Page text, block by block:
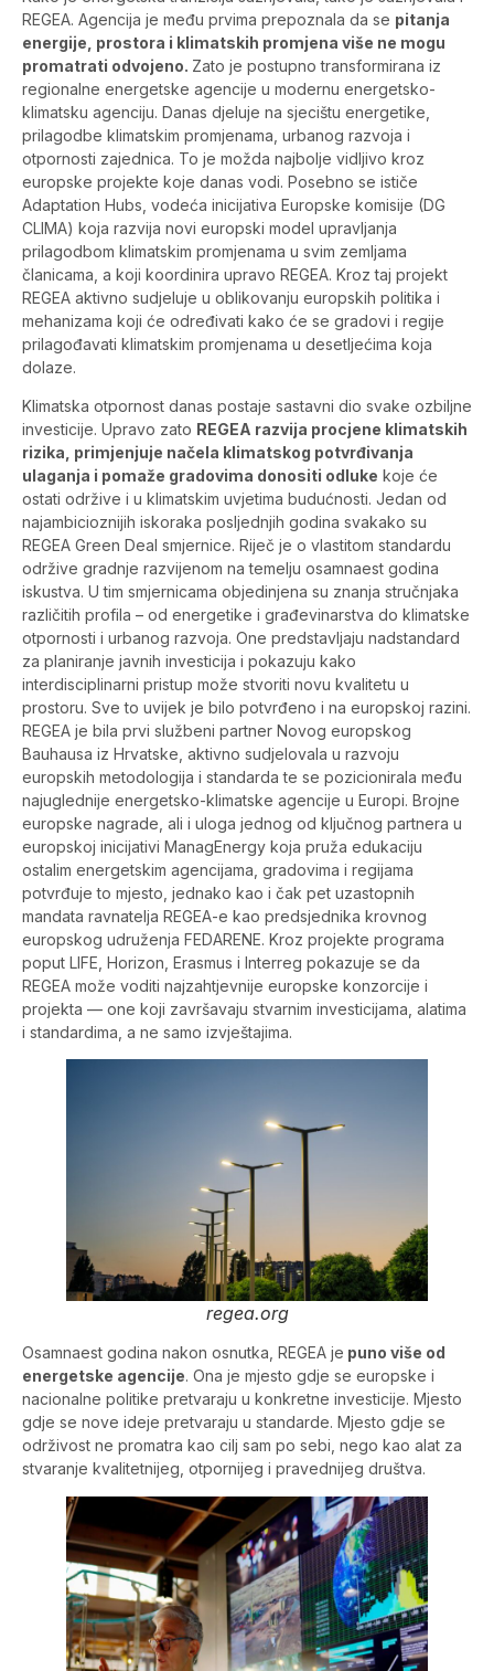
REGEA. Agencija je među prvima prepoznala da se pitanja
energije, prostora i klimatskih promjena više ne mogu
promatrati odvojeno. Zato je postupno transformirana iz
regionalne energetske agencije u modernu energetsko-
klimatsku agenciju. Danas djeluje na sjecištu energetike,
prilagodbe klimatskim promjenama, urbanog razvoja i
otpornosti zajednica. To je možda najbolje vidljivo kroz
europske projekte koje danas vodi. Posebno se ističe
Adaptation Hubs, vodeća inicijativa Europske komisije (DG
CLIMA) koja razvija novi europski model upravljanja
prilagodbom klimatskim promjenama u svim zemljama
članicama, a koji koordinira upravo REGEA. Kroz taj projekt
REGEA aktivno sudjeluje u oblikovanju europskih politika i
mehanizama koji će određivati kako će se gradovi i regije
prilagođavati klimatskim promjenama u desetljećima koja
dolaze.
Klimatska otpornost danas postaje sastavni dio svake ozbiljne
investicije. Upravo zato REGEA razvija procjene klimatskih
rizika, primjenjuje načela klimatskog potvrđivanja
ulaganja i pomaže gradovima donositi odluke koje će
ostati održive i u klimatskim uvjetima budućnosti. Jedan od
najambicioznijih iskoraka posljednjih godina svakako su
REGEA Green Deal smjernice. Riječ je o vlastitom standardu
održive gradnje razvijenom na temelju osamnaest godina
iskustva. U tim smjernicama objedinjena su znanja stručnjaka
različitih profila – od energetike i građevinarstva do klimatske
otpornosti i urbanog razvoja. One predstavljaju nadstandard
za planiranje javnih investicija i pokazuju kako
interdisciplinarni pristup može stvoriti novu kvalitetu u
prostoru. Sve to uvijek je bilo potvrđeno i na europskoj razini.
REGEA je bila prvi službeni partner Novog europskog
Bauhausa iz Hrvatske, aktivno sudjelovala u razvoju
europskih metodologija i standarda te se pozicionirala među
najuglednije energetsko-klimatske agencije u Europi. Brojne
europske nagrade, ali i uloga jednog od ključnog partnera u
europskoj inicijativi ManagEnergy koja pruža edukaciju
ostalim energetskim agencijama, gradovima i regijama
potvrđuje to mjesto, jednako kao i čak pet uzastopnih
mandata ravnatelja REGEA-e kao predsjednika krovnog
europskog udruženja FEDARENE. Kroz projekte programa
poput LIFE, Horizon, Erasmus i Interreg pokazuje se da
REGEA može voditi najzahtjevnije europske konzorcije i
projekta — one koji završavaju stvarnim investicijama, alatima
i standardima, a ne samo izvještajima.
regea.org
Osamnaest godina nakon osnutka, REGEA je puno više od
energetske agencije. Ona je mjesto gdje se europske i
nacionalne politike pretvaraju u konkretne investicije. Mjesto
gdje se nove ideje pretvaraju u standarde. Mjesto gdje se
održivost ne promatra kao cilj sam po sebi, nego kao alat za
stvaranje kvalitetnijeg, otpornijeg i pravednijeg društva.